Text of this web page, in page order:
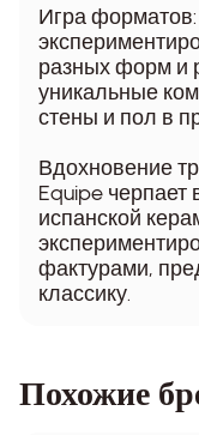
Игра
разных форм и
уникальные
стены и пол в
Вдохновение
Equipe
испанской
фактурами,
классику.
Похожие